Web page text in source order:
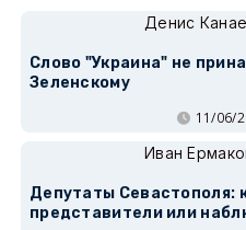
Денис
Слово "Украина" не
Зеленскому
11/06/
Иван
Депутаты Севастополя:
представители или